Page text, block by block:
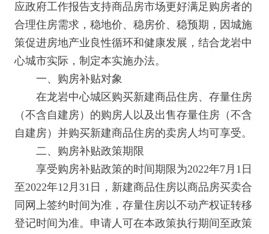
应政府工作报告支持商品房市场更好满足购房者的
合理住房需求，稳地价、稳房价、稳预期，因城施
策促进房地产业良性循环和健康发展，结合龙岩中
心城市实际，制定本实施办法。
一、购房补贴对象
在龙岩中心城区购买新建商品住房、存量住房
（不含自建房）的购房人以及出售存量住房（不含
自建房）并购买新建商品住房的卖房人均可享受。
二、购房补贴政策期限
享受购房补贴政策的时间期限为2022年7月1日
至2022年12月31日，新建商品住房以商品房买卖合
同网上签约时间为准，存量住房以不动产权证转移
登记时间为准。申请人可在本政策执行期间至政策